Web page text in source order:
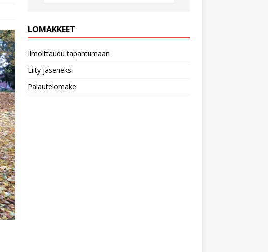
LOMAKKEET
Ilmoittaudu tapahtumaan
Liity jäseneksi
Palautelomake